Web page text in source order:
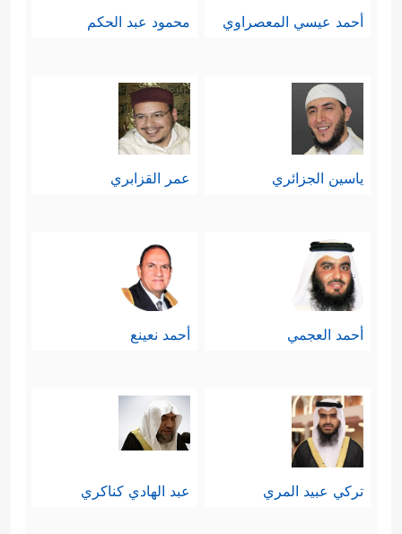
أحمد عيسي المعصراوي محمود عبد الحكم
ياسين الجزائري عمر القزابري
أحمد العجمي أحمد نعينع
تركي عبيد المري عبد الهادي كناكري